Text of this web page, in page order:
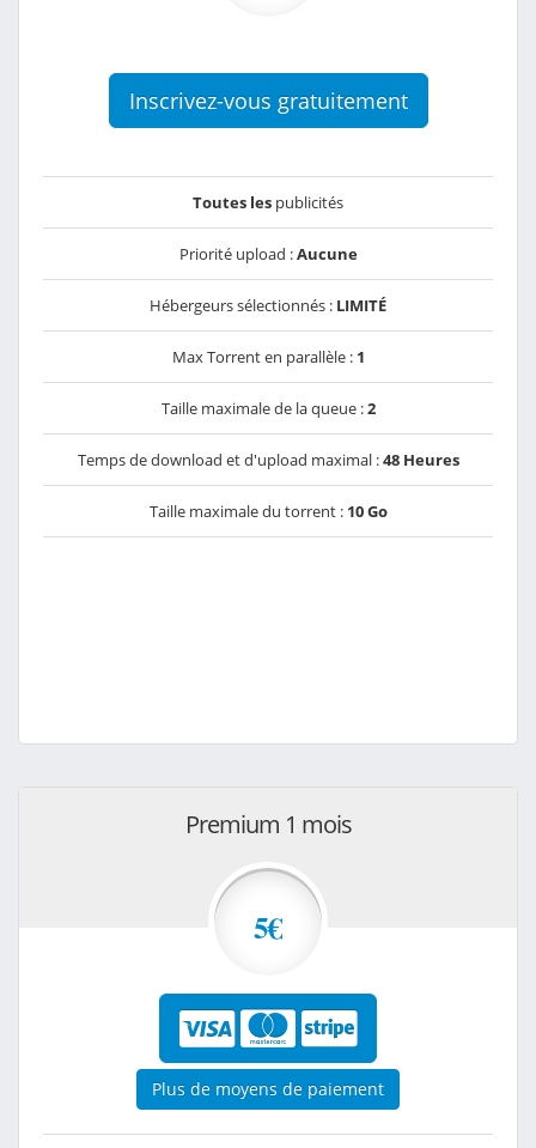
Inscrivez-vous gratuitement
Toutes les publicités
Priorité upload :Aucune
Hébergeurs sélectionnés : LIMITÉ
Max Torrent en parallèle : 1
Taille maximale de la queue :2
Temps de download et d'upload maximal :48 Heures
Taille maximale du torrent : 10 Go
Premium 1 mois
5€
Plus de moyens de paiement